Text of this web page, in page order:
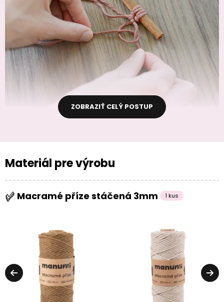
ZOBRAZIŤ CELÝ POSTUP
Materiál pre výrobu
Macramé příze stáčená 3mm 1 kus